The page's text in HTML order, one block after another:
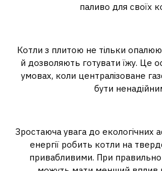
паливо для своїх
Котли з плитою не тільки
й дозволяють готувати їжу. Це
умовах, коли централізоване
бути
Зростаюча увага до екологічних
енергії робить котли на
привабливими. При